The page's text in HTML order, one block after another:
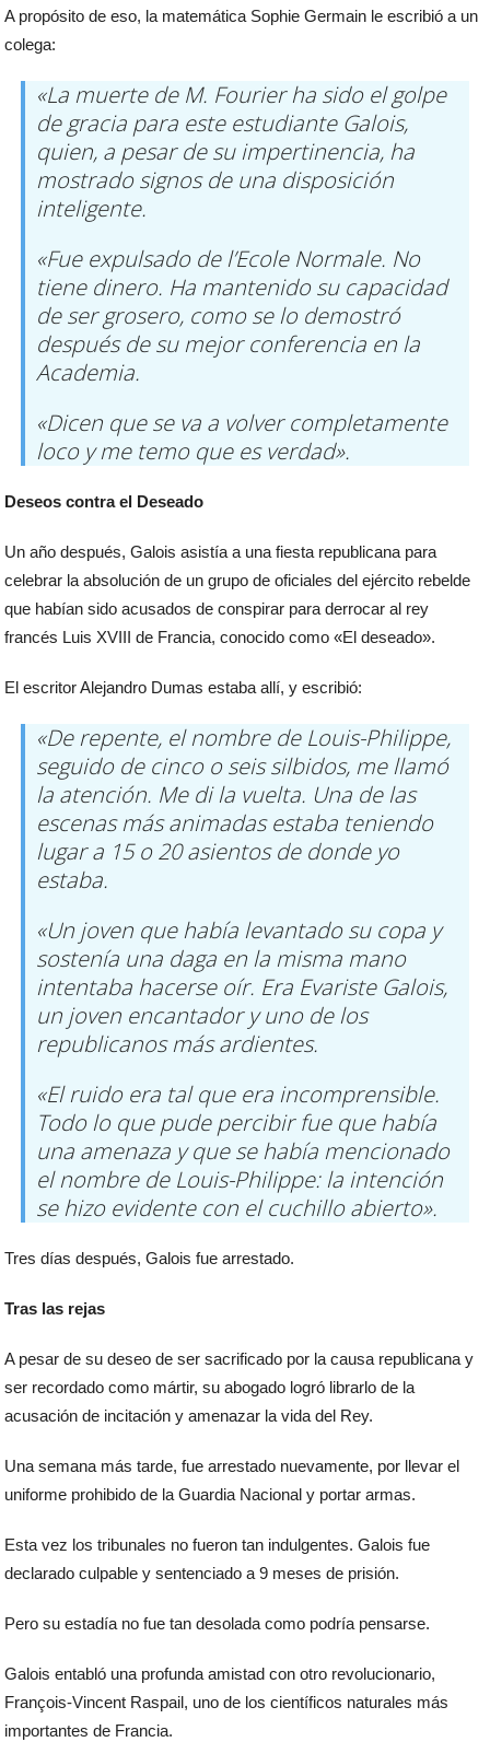
A propósito de eso, la matemática Sophie Germain le escribió a un
colega:
«La muerte de M. Fourier ha sido el golpe
de gracia para este estudiante Galois,
quien, a pesar de su impertinencia, ha
mostrado signos de una disposición
inteligente.
«Fue expulsado de l’Ecole Normale. No
tiene dinero. Ha mantenido su capacidad
de ser grosero, como se lo demostró
después de su mejor conferencia en la
Academia.
«Dicen que se va a volver completamente
loco y me temo que es verdad».
Deseos contra el Deseado
Un año después, Galois asistía a una fiesta republicana para
celebrar la absolución de un grupo de oficiales del ejército rebelde
que habían sido acusados ​​de conspirar para derrocar al rey
francés Luis XVIII de Francia, conocido como «El deseado».
El escritor Alejandro Dumas estaba allí, y escribió:
«De repente, el nombre de Louis-Philippe,
seguido de cinco o seis silbidos, me llamó
la atención. Me di la vuelta. Una de las
escenas más animadas estaba teniendo
lugar a 15 o 20 asientos de donde yo
estaba.
«Un joven que había levantado su copa y
sostenía una daga en la misma mano
intentaba hacerse oír. Era Evariste Galois,
un joven encantador y uno de los
republicanos más ardientes.
«El ruido era tal que era incomprensible.
Todo lo que pude percibir fue que había
una amenaza y que se había mencionado
el nombre de Louis-Philippe: la intención
se hizo evidente con el cuchillo abierto».
Tres días después, Galois fue arrestado.
Tras las rejas
A pesar de su deseo de ser sacrificado por la causa republicana y
ser recordado como mártir, su abogado logró librarlo de la
acusación de incitación y amenazar la vida del Rey.
Una semana más tarde, fue arrestado nuevamente, por llevar el
uniforme prohibido de la Guardia Nacional y portar armas.
Esta vez los tribunales no fueron tan indulgentes. Galois fue
declarado culpable y sentenciado a 9 meses de prisión.
Pero su estadía no fue tan desolada como podría pensarse.
Galois entabló una profunda amistad con otro revolucionario,
François-Vincent Raspail, uno de los científicos naturales más
importantes de Francia.